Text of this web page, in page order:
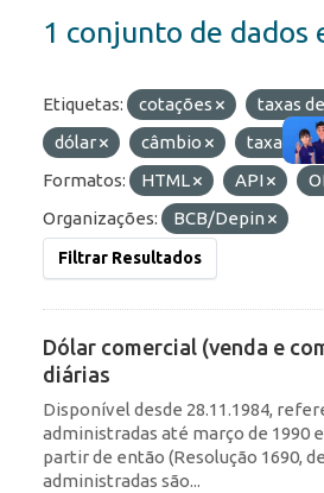
1 conjunto de dados
Etiquetas: cotações
taxas
dólar
câmbio taxas
Formatos:
HTML API
Organizações:
BCB/Depin
Filtrar Resultados
Dólar comercial (venda e
diárias
Disponível desde 28.11.1984,
administradas até março de 1990
partir de então (Resolução 1690,
administradas são...